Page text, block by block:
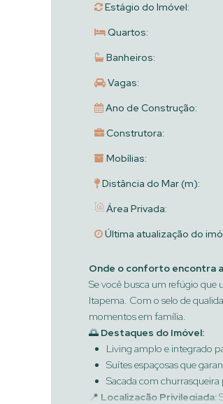
Estágio do Imóvel:
Quartos:
Banheiros:
Vagas:
Ano de Construção:
Construtora:
Mobílias:
Distância do Mar (m):
Área Privada:
Última atualização do
Onde o conforto encontra a
Se você busca um refúgio que
Itapema. Com o selo de
momentos em família.
🌅 Destaques do Imóvel:
Living amplo e integrado
Suítes espaçosas que
Sacada com
📍 Localização Privilegiada: